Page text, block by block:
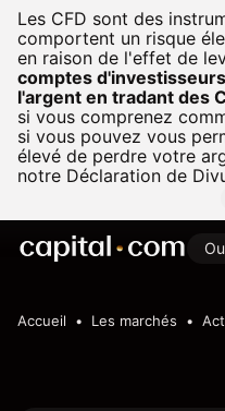
Les CFD sont des
comportent un risque
en raison de l'effet de
comptes
l'argent en tradant des
si vous comprenez
si vous pouvez vous
élevé de perdre votre
notre Déclaration de
Accueil Les marchés